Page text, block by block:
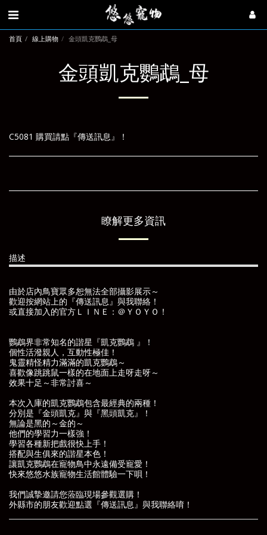
首頁 線上購物 金頭凱克鸚鵡_母
金頭凱克鸚鵡_母
C5081 購買請點『傳送訊息』！
瞭解更多資訊
描述
由於店內鳥寶眾多恕無法全部攝影展示～
歡迎按網站上的『傳送訊息』與我聯絡！
或直接加入的官方ＬＩＮＥ：＠ＹＯＹＯ！
鸚鵡界非常知名的諧星『凱克鸚鵡 』！
個性活潑親人，互動性極佳！
鬼靈精怪精力滿滿的凱克鸚鵡～
喜歡像跳跳鼠一樣的在地面上走呀走呀～
效果十足～非常討喜～
本次入庫的凱克鸚鵡包含最經典的兩種！
分別是『金頭凱克』與『黑頭凱克』！
無論是黑的～金的～
他們的學習力一樣強！
學習各種新把戲很快上手！
搭配與生俱來的諧星本色！
讓凱克鸚鵡在寵物鳥中永遠備受寵愛！
快來悠悠水族寵物生活館體驗一下唄！
我們誠摯邀請您蒞臨現場參觀選購！
外縣市的朋友歡迎點選 『傳送訊息』 與我聯絡唷！